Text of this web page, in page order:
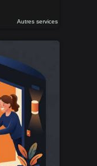
Autres services